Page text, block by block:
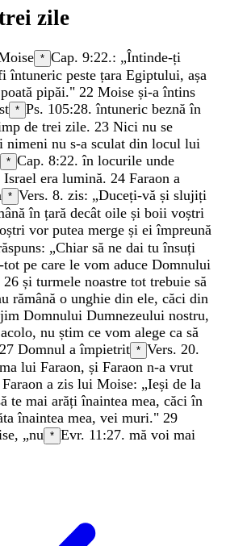
zile
* Cap. 9:22.: „Întinde-ți
întuneric peste țara Egiptului, așa
poată pipăi." 22 Moise și-aîntins
* Ps. 105:28. întuneric beznăîn
de trei zile. 23 Nici nu se
nimeni nu s-a sculat din locul lui
* Cap. 8:22. în locurile unde
Israel era lumină. 24 Faraon a
* Vers. 8. zis: „Duceți-vă și slujiți
în țară decât oile și boii voștri
vor putea merge și eiîmpreună
: „Chiar să ne dai tuînsuți
tot pe care le vom aduce Domnului
26 și turmele noastre tot trebuie să
rămână o unghie din ele, căci din
Domnului Dumnezeului nostru,
acolo, nu știm ce vom alege ca să
27 Domnul aîmpietrit * Vers. 20.
lui Faraon, și Faraon n-a vrut
Faraon a zis lui Moise: „Ieși de la
te mai arățiînaintea mea, căciîn
înaintea mea, vei muri." 29
, „nu * Evr. 11:27. mă voi mai